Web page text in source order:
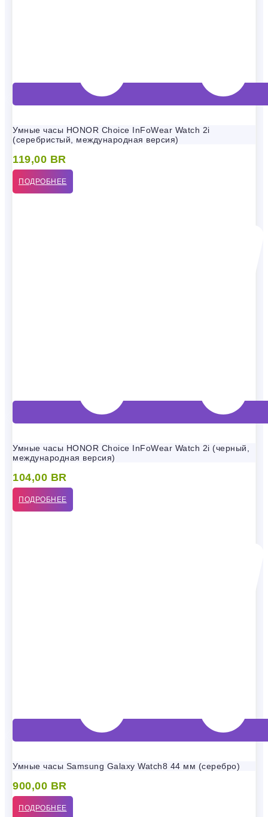
Умные часы HONOR Choice InFoWear Watch 2i
(серебристый, международная версия)
119,00 BR
ПОДРОБНЕЕ
Умные часы HONOR Choice InFoWear Watch 2i (черный,
международная версия)
104,00 BR
ПОДРОБНЕЕ
Умные часы Samsung Galaxy Watch8 44 мм (серебро)
900,00 BR
ПОДРОБНЕЕ